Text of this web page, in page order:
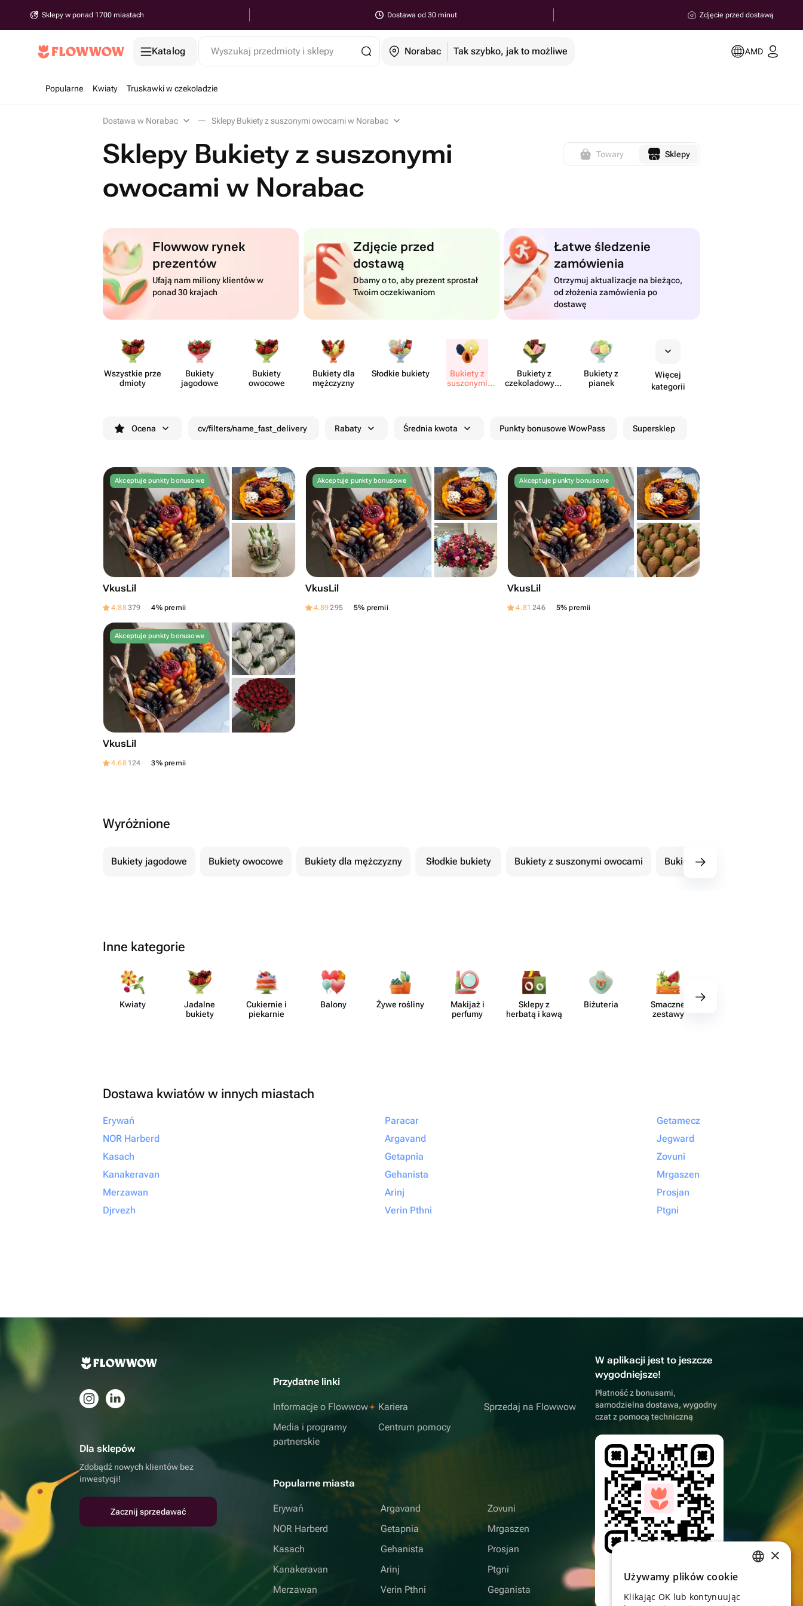
Sklepy w ponad 1700 miastach Dostawa od 30 minut Zdjęcie przed dostawą
Katalog Wyszukaj przedmioty i sklepy Norabac Tak szybko, jak to możliwe AMD
Popularne Kwiaty Truskawki w czekoladzie
Dostawa w Norabac Sklepy Bukiety z suszonymi owocami w Norabac
Sklepy Bukiety z suszonymi
owocami w Norabac
Towary Sklepy
Flowwow rynek
prezentów
Ufają nam miliony klientów w
ponad 30 krajach
Zdjęcie przed
dostawą
Dbamy o to, aby prezent sprostał
Twoim oczekiwaniom
Łatwe śledzenie
zamówienia
Otrzymuj aktualizacje na bieżąco,
od złożenia zamówienia po
dostawę
Wszystkie prze​
dmioty
Bukiety
jagodowe
Bukiety
owocowe
Bukiety dla
mężczyzny
Słodkie bukiety
Bukiety z
suszonymi
Bukiety z
czekola​dowymi
Bukiety z
pianek
Więcej
kategorii
Ocena cv/filters/name_fast_delivery Rabaty Średnia kwota Punkty bonusowe WowPass Supersklep
Akceptuje punkty bonusowe
VkusLil
4.88379 4% premii
Akceptuje punkty bonusowe
VkusLil
4.89295 5% premii
Akceptuje punkty bonusowe
VkusLil
4.81 246 5% premii
Akceptuje punkty bonusowe
VkusLil
4.68 124 3% premii
Wyróżnione
Bukiety jagodowe Bukiety owocowe Bukiety dla mężczyzny Słodkie bukiety Bukiety z suszonymi owocami Bukiety z czekoladowymi
Inne kategorie
Kwiaty
Jadalne
bukiety
Cukiernie i
piekarnie
Balony Żywe rośliny
Makijaż i
perfumy
Sklepy z
herbatą i kawą
Biżuteria
Smaczne
zestawy
Dostawa kwiatów w innych miastach
Erywań
NOR Harberd
Kasach
Kanakeravan
Merzawan
Djrvezh
Paracar
Argavand
Getapnia
Gehanista
Arinj
Verin Pthni
Getamecz
Jegward
Zovuni
Mrgaszen
Prosjan
Ptgni
Dla sklepów
Zdobądź nowych klientów bez
inwestycji!
Zacznij sprzedawać
Przydatne linki
Informacje o Flowwow
Media i programy
partnerskie
Kariera
Centrum pomocy
Sprzedaj na Flowwow
Popularne miasta
Erywań
NOR Harberd
Kasach
Kanakeravan
Merzawan
Argavand
Getapnia
Gehanista
Arinj
Verin Pthni
Zovuni
Mrgaszen
Prosjan
Ptgni
Geganista
W aplikacji jest to jeszcze
wygodniejsze!
Płatność z bonusami,
samodzielna dostawa, wygodny
czat z pomocą techniczną
pobierz aplikację
×
Używamy plików cookie
Klikając OK lub kontynuując